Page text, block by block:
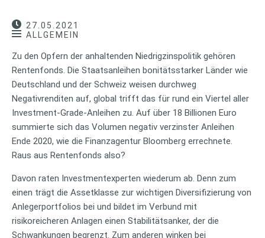
27.05.2021
ALLGEMEIN
Zu den Opfern der anhaltenden Niedrigzinspolitik gehören
Rentenfonds. Die Staatsanleihen bonitätsstarker Länder wie
Deutschland und der Schweiz weisen durchweg
Negativrenditen auf, global trifft das für rund ein Viertel aller
Investment-Grade-Anleihen zu. Auf über 18 Billionen Euro
summierte sich das Volumen negativ verzinster Anleihen
Ende 2020, wie die Finanzagentur Bloomberg errechnete.
Raus aus Rentenfonds also?
Davon raten Investmentexperten wiederum ab. Denn zum
einen trägt die Assetklasse zur wichtigen Diversifizierung von
Anlegerportfolios bei und bildet im Verbund mit
risikoreicheren Anlagen einen Stabilitätsanker, der die
Schwankungen begrenzt. Zum anderen winken bei